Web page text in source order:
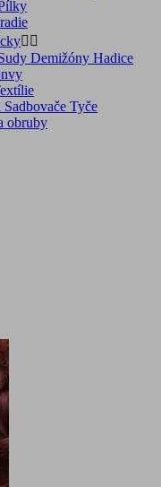
 
Demižóny Hadice
Sadbovače Tyče
obruby